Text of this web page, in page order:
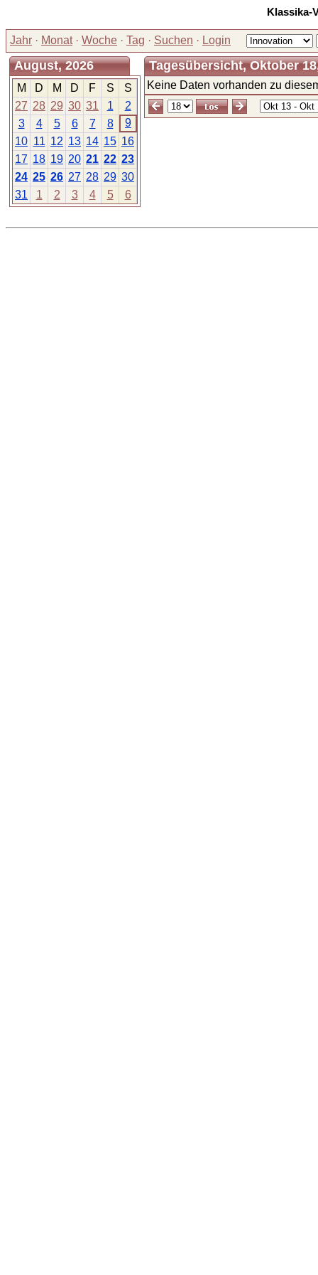
Klassika-
Jahr · Monat· Woche · Tag · Suchen · Login
August, 2026
M D M D F S
S
27 28 29 30 31 1
2
3
4 5 6 7 8
9
10 11 12 13 14 15 16
17 18 19 20 21 22 23
24 25 26 27 28 29 30
31
1 2 3 4 5 6
Tagesübersicht, Oktober
Keine Daten vorhanden zu